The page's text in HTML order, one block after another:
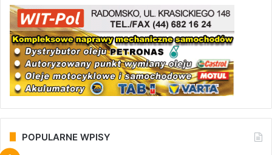
POPULARNE WPISY